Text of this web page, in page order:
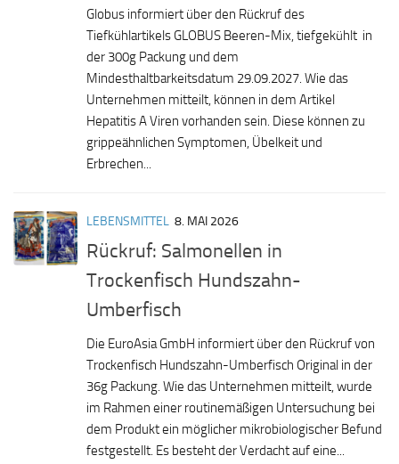
Globus informiert über den Rückruf des
Tiefkühlartikels GLOBUS Beeren-Mix, tiefgekühlt in
der 300g Packung und dem
Mindesthaltbarkeitsdatum 29.09.2027. Wie das
Unternehmen mitteilt, können in dem Artikel
Hepatitis A Viren vorhanden sein. Diese können zu
grippeähnlichen Symptomen, Übelkeit und
Erbrechen...
LEBENSMITTEL 8. MAI 2026
Rückruf: Salmonellen in
Trockenfisch Hundszahn-
Umberfisch
Die EuroAsia GmbH informiert über den Rückruf von
Trockenfisch Hundszahn-Umberfisch Original in der
36g Packung. Wie das Unternehmen mitteilt, wurde
im Rahmen einer routinemäßigen Untersuchung bei
dem Produkt ein möglicher mikrobiologischer Befund
festgestellt. Es besteht der Verdacht auf eine...